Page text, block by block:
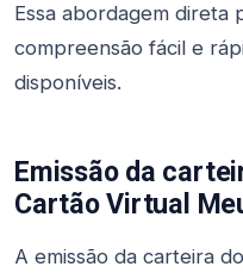
Essa abordagem direta
compreensão fácil e
disponíveis.
Emissão da
Cartão Virtual
A emissão da carteira